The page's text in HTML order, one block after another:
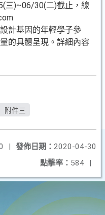
三)~06/30(二)截止，線
計基因的年輕學子參
的具體呈現。詳細內容
附件三
發佈日期： 2020-04-30
|
點擊率： 584 |